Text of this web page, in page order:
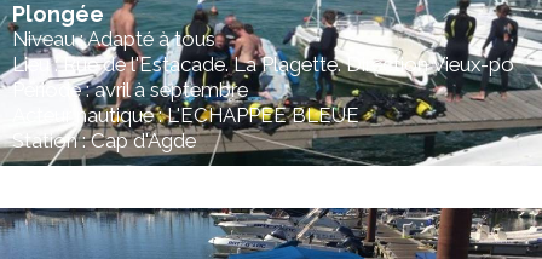
Plongée
Niveau : Adapté à tous
Lieu : Rue de l'Estacade. La Plagette. Direction Vieux-po
Période : avril à septembre
Acteur nautique : L'ECHAPPEE BLEUE
Station : Cap d'Agde